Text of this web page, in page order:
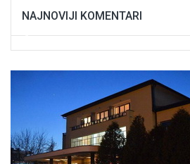
NAJNOVIJI KOMENTARI